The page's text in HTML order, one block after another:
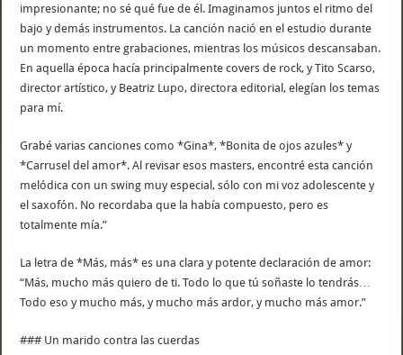
impresionante; no sé qué fue de él. Imaginamos juntos el ritmo del
bajo y demás instrumentos. La canción nació en el estudio durante
un momento entre grabaciones, mientras los músicos descansaban.
En aquella época hacía principalmente covers de rock, y Tito Scarso,
director artístico, y Beatriz Lupo, directora editorial, elegían los temas
para mí.
Grabé varias canciones como *Gina*, *Bonita de ojos azules* y
*Carrusel del amor*. Al revisar esos masters, encontré esta canción
melódica con un swing muy especial, sólo con mi voz adolescente y
el saxofón. No recordaba que la había compuesto, pero es
totalmente mía.”
La letra de *Más, más* es una clara y potente declaración de amor:
“Más, mucho más quiero de ti. Todo lo que tú soñaste lo tendrás…
Todo eso y mucho más, y mucho más ardor, y mucho más amor.”
### Un marido contra las cuerdas